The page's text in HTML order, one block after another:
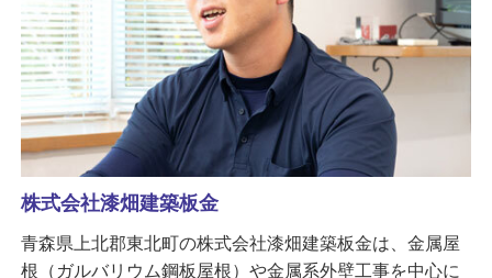
株式会社漆畑建築板金
青森県上北郡東北町の株式会社漆畑建築板金は、金属屋
根（ガルバリウム鋼板屋根）や金属系外壁工事を中心に